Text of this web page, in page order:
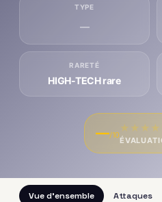
TYPE
—
RARETÉ
HIGH-TECH rare
—/10
★ ★ ★ ★
Vue d'ensemble Attaques